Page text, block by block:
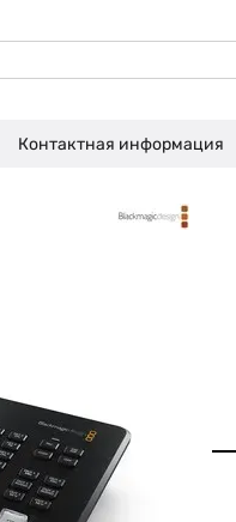
Контактная информация